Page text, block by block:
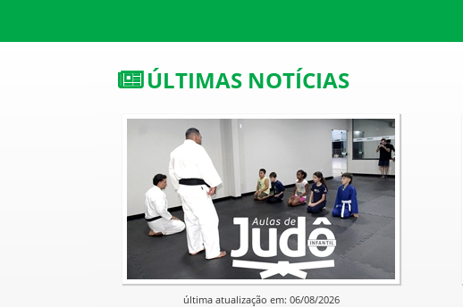
ÚLTIMAS NOTÍCIAS
última atualização em: 06/08/2026